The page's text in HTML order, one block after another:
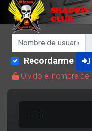
Nombre de usuario
Recordarme
Olvido el nombre de